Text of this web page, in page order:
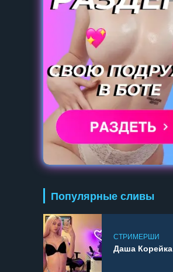
Популярные сливы
СТРИМЕРШИ
Даша Корейка